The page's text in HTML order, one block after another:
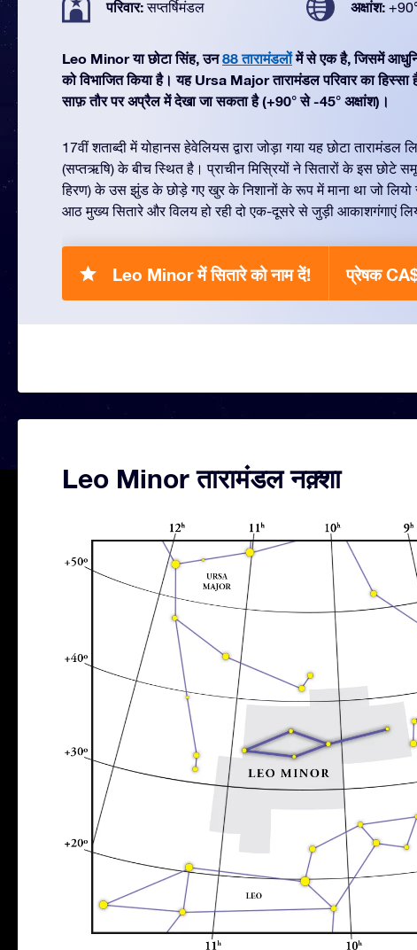
परिवार:सप्तर्षिमंडल अक्षांश:
Leo Minor या छोटा सिंह, उन88 तारामंडलोंमें से एक है, जिसमें
को विभाजित किया है। यह Ursa Major तारामंडल परिवार का
साफ़ तौर पर अप्रैल में देखा जा सकता है (+90° से -45° अक्षांश)।
17वीं शताब्दी में योहानस हेवेलियस द्वारा जोड़ा गया यह छोटा तारामंडल
(सप्तऋषि) के बीच स्थित है। प्राचीन मिस्रियों ने सितारों के इस छोटे
हिरण) के उस झुंड के छोड़े गए खुर के निशानों के रूप में माना था जो लियो
आठ मुख्य सितारे और विलय हो रही दो एक-दूसरे से जुड़ी आकाशगंगाएं
Leo Minor में सितारे को नाम दें! प्रेषक
Leo Minor तारामंडल नक़्शा